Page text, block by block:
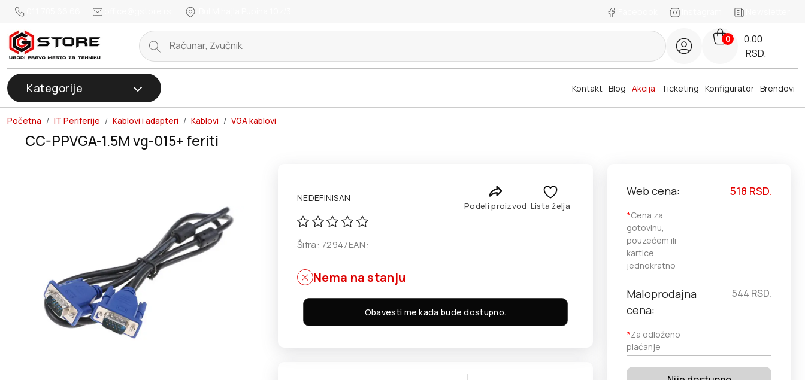
Instagram Newsletter
0
0.00
RSD.
Kategorije Brendovi
Blog Akcija
Kontakt Ticketing Konfigurator
Početna IT Periferije Kablovi i adapteri Kablovi VGA kablovi
CC-PPVGA-1.5M vg-015+ feriti
NEDEFINISAN
Podeli proizvod Lista želja
Šifra: 72947EAN:
Nema na stanju
Obavesti me kada bude dostupno.
Web cena:
*Cena za
gotovinu,
pouzećem ili
kartice
jednokratno
518 RSD.
Maloprodajna
cena:
*Za odloženo
plaćanje
544 RSD.